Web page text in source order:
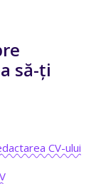
să-ți
CV-ului